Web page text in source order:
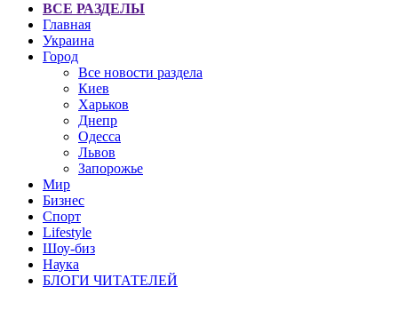
ВСЕ РАЗДЕЛЫ
Главная
Украина
Город
Все новости раздела
Киев
Харьков
Днепр
Одесса
Львов
Запорожье
Мир
Бизнес
Спорт
Lifestyle
Шоу-биз
Наука
БЛОГИ ЧИТАТЕЛЕЙ